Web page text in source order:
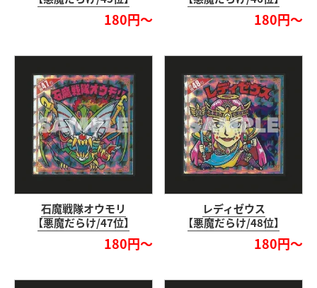
180円～ 180円～
石魔戦隊オウモリ
【悪魔だらけ/47位】
180円～
レディゼウス
【悪魔だらけ/48位】
180円～